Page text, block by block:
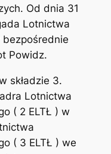
Od dnia 31
Lotnictwa
bezpośrednie
Powidz.
składzie 3.
Lotnictwa
( 2 ELTŁ ) w
( 3 ELTŁ ) we